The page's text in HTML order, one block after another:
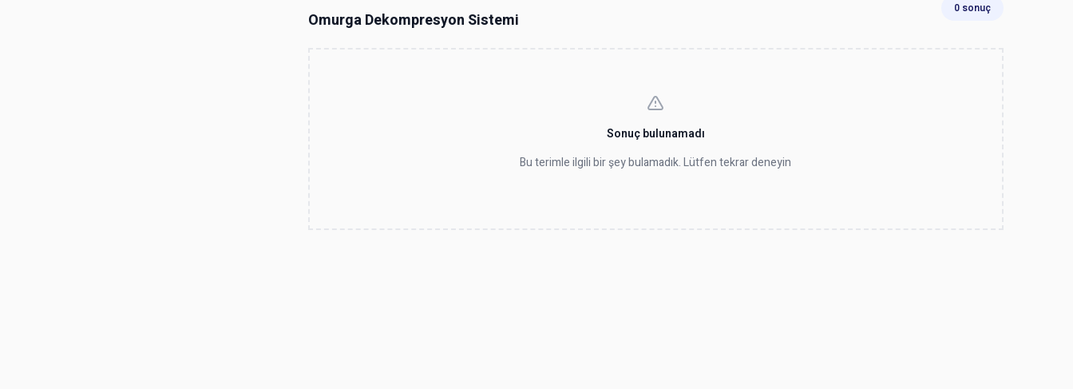
Omurga Dekompresyon Sistemi
0 sonuç
Sonuç bulunamadı
Bu terimle ilgili bir şey bulamadık. Lütfen tekrar deneyin